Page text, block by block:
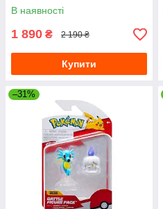
В наявності
1 890 ₴ 2 190 ₴
Купити
–31%